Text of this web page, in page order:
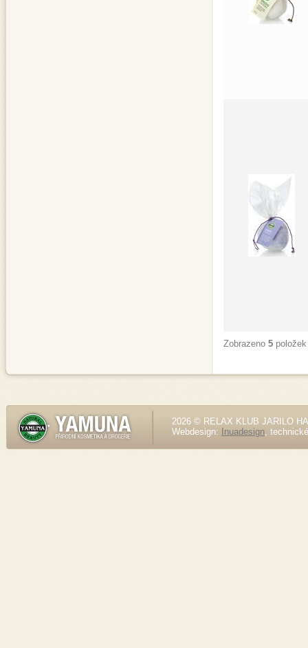
Zobrazeno 5
2026 © RELAX KLUB JARILO
Webdesign:
Inuadesign,